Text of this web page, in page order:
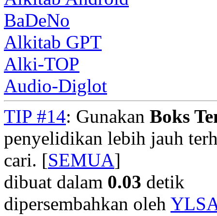
BaDeNo
Alkitab GPT
Alki-TOP
Audio-Diglot
TIP #14: Gunakan Boks
penyelidikan lebih jauh
cari. [SEMUA]
dibuat dalam 0.03 detik
dipersembahkan oleh